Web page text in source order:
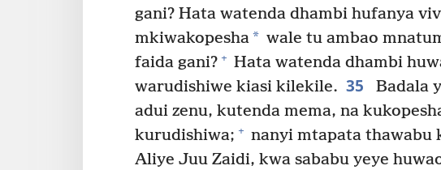
gani? Hata watenda dhambi hufanya
mkiwakopesha* wale tu ambao
faida gani? + Hata watenda dhambi
warudishiwe kiasi kilekile. 35
Badala
adui zenu, kutenda mema, na
kurudishiwa; + nanyi mtapata thawabu
Aliye Juu Zaidi, kwa sababu yeye